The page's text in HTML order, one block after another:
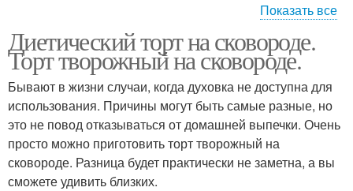
Торт с творожной
начинкой
Муссовый торт
Шоколадный торт
Показать все
Диетический торт на сковороде.
Торт творожный на сковороде.
Бывают в жизни случаи, когда духовка не доступна для
использования. Причины могут быть самые разные, но
это не повод отказываться от домашней выпечки. Очень
просто можно приготовить торт творожный на
сковороде. Разница будет практически не заметна, а вы
сможете удивить близких.